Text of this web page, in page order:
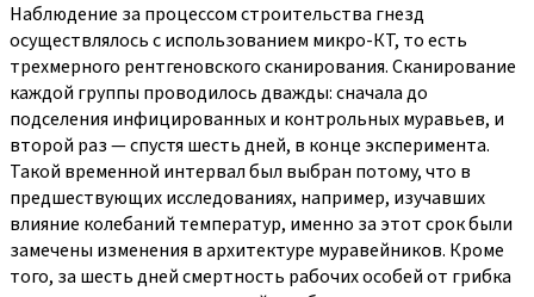
Наблюдение за процессом строительства гнезд
осуществлялось с использованием микро-КТ, то есть
трехмерного рентгеновского сканирования. Сканирование
каждой группы проводилось дважды: сначала до
подселения инфицированных и контрольных муравьев, и
второй раз — спустя шесть дней, в конце эксперимента.
Такой временной интервал был выбран потому, что в
предшествующих исследованиях, например, изучавших
влияние колебаний температур, именно за этот срок были
замечены изменения в архитектуре муравейников. Кроме
того, за шесть дней смертность рабочих особей от грибка